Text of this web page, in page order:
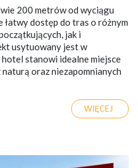
200 metrów od wyciągu
dostęp do tras o różnym
jak i
usytuowany jest w
stanowi idealne miejsce
oraz niezapomnianych
WIĘCEJ